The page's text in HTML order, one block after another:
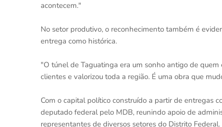
acontecem."
No setor produtivo, o reconhecimento também é
entrega como histórica.
"O túnel de Taguatinga era um sonho antigo de
clientes e valorizou toda a região. É uma obra que
Com o capital político construído a partir de entregas
deputado federal pelo MDB, reunindo apoio de
representantes de diversos setores do Distrito Federal.